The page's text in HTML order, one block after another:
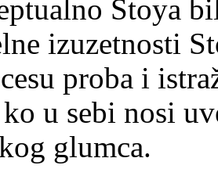
Stoya
izuzetnosti
proba i
u sebi nosi
glumca.